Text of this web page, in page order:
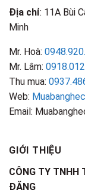
Địa chỉ: 11A Bùi
Minh
Mr. Hoà:
Mr. Lâm:
Thu mua:
Web:
Email:
GIỚI THIỆU
CÔNG TY TNHH
ĐĂNG